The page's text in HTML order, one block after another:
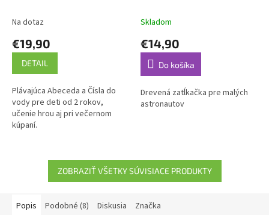
Na dotaz
€19,90
DETAIL
Plávajúca Abeceda a Čísla do
vody pre deti od 2 rokov,
učenie hrou aj pri večernom
kúpaní.
Skladom
€14,90
Do košíka
Drevená zatĺkačka pre malých
astronautov
ZOBRAZIŤ VŠETKY SÚVISIACE PRODUKTY
Popis Podobné (8) Diskusia Značka